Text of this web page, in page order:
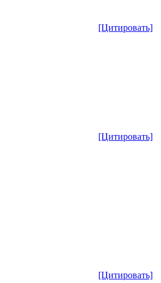
[Цитировать]
[Цитировать]
[Цитировать]